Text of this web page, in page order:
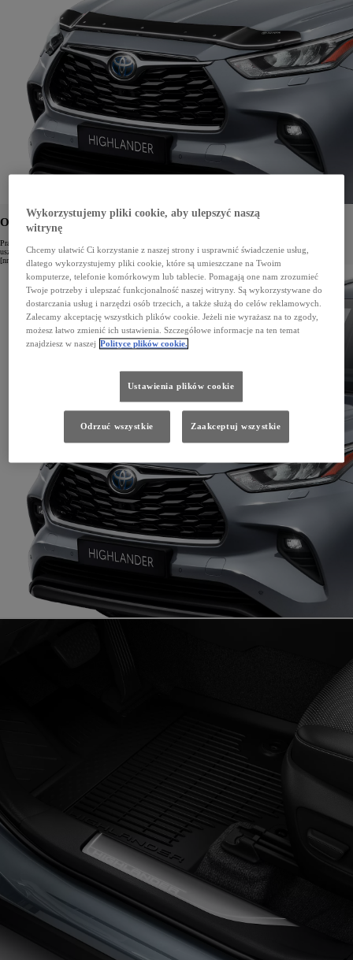
OWIEWKA MASKI
Praktyczny dodatek, który zapewnia lepszy przepływ powietrza oraz chroni maskę przed drobnymi
uszkodzeniami.
[nr kat. PK175-48L0E]
Wykorzystujemy pliki cookie, aby ulepszyć naszą
witrynę
Chcemy ułatwić Ci korzystanie z naszej strony i usprawnić świadczenie usług,
dlatego wykorzystujemy pliki cookie, które są umieszczane na Twoim
komputerze, telefonie komórkowym lub tablecie. Pomagają one nam zrozumieć
Twoje potrzeby i ulepszać funkcjonalność naszej witryny. Są wykorzystywane do
dostarczania usług i narzędzi osób trzecich, a także służą do celów reklamowych.
Zalecamy akceptację wszystkich plików cookie. Jeżeli nie wyrażasz na to zgody,
możesz łatwo zmienić ich ustawienia. Szczegółowe informacje na ten temat
znajdziesz w naszej Polityce plików cookie.
Ustawienia plików cookie
Odrzuć wszystkie Zaakceptuj wszystkie